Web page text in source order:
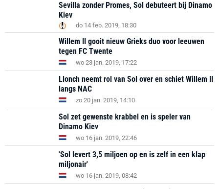
Sevilla zonder Promes, Sol debuteert bij Dinamo
Kiev
do 14 feb. 2019, 18:30
Willem II gooit nieuw Grieks duo voor leeuwen
tegen FC Twente
wo 23 jan. 2019, 17:22
Llonch neemt rol van Sol over en schiet Willem II
langs NAC
zo 20 jan. 2019, 14:10
Sol zet gewenste krabbel en is speler van
Dinamo Kiev
wo 16 jan. 2019, 22:46
'Sol levert 3,5 miljoen op en is zelf in een klap
miljonair'
wo 16 jan. 2019, 08:42